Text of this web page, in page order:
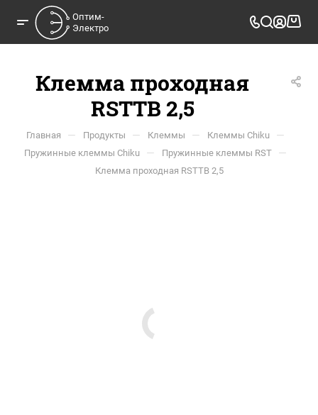
Оптим-
Электро
Клемма проходная
RSTTB 2,5
Главная — Продукты — Клеммы — Клеммы Chiku —
Пружинные клеммы Chiku — Пружинные клеммы RST —
Клемма проходная RSTTB 2,5